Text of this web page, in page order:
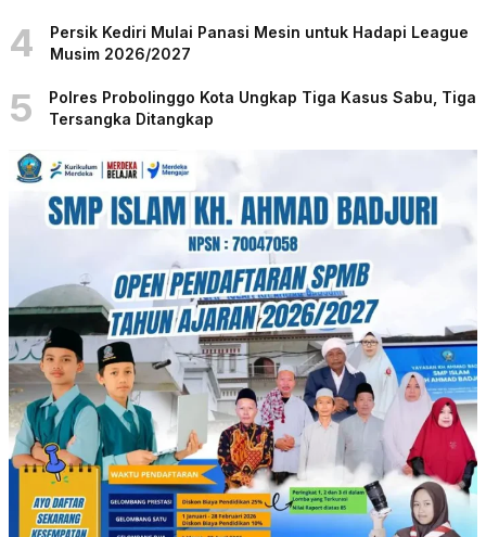
4
Persik Kediri Mulai Panasi Mesin untuk Hadapi League
Musim 2026/2027
5
Polres Probolinggo Kota Ungkap Tiga Kasus Sabu, Tiga
Tersangka Ditangkap